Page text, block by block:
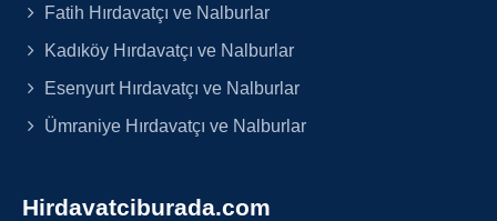
Fatih Hırdavatçı ve Nalburlar
Kadıköy Hırdavatçı ve Nalburlar
Esenyurt Hırdavatçı ve Nalburlar
Ümraniye Hırdavatçı ve Nalburlar
Hirdavatciburada.com